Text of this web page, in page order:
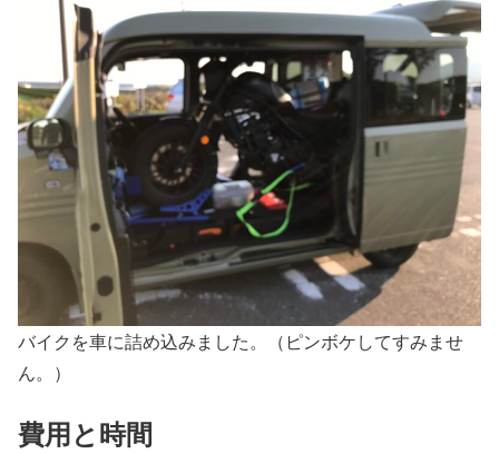
バイクを車に詰め込みました。（ピンボケしてすみませ
ん。）
費用と時間